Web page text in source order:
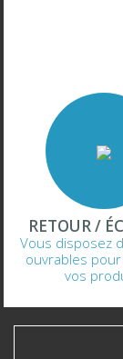
RETOUR /
Vous disposez
ouvrables
vos